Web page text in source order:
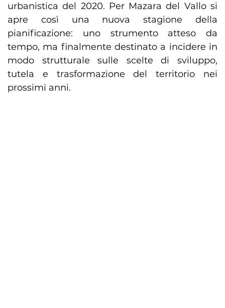
urbanistica del 2020. Per Mazara del Vallo si
apre così una nuova stagione della
pianificazione: uno strumento atteso da
tempo, ma finalmente destinato a incidere in
modo strutturale sulle scelte di sviluppo,
tutela e trasformazione del territorio nei
prossimi anni.